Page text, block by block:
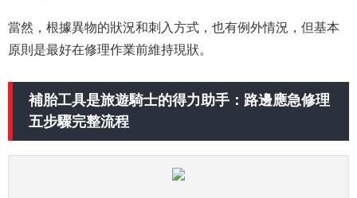
當然，根據異物的狀況和刺入方式，也有例外情況，但基本
原則是最好在修理作業前維持現狀。
補胎工具是旅遊騎士的得力助手：路邊應急修理
五步驟完整流程